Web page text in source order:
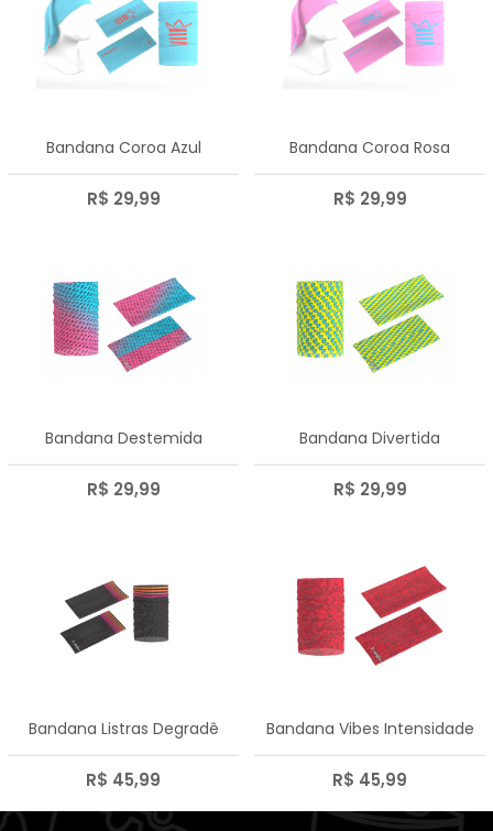
Bandana Coroa Azul
R$ 29,99
Bandana Coroa Rosa
R$ 29,99
Bandana Destemida
R$ 29,99
Bandana Divertida
R$ 29,99
Bandana Listras Degradê
R$ 45,99
Bandana Vibes Intensidade
R$ 45,99